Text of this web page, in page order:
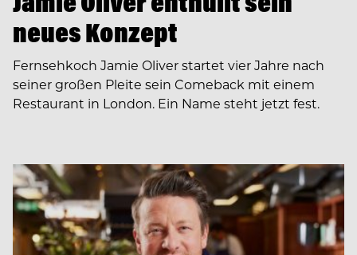
neues Konzept
Fernsehkoch Jamie Oliver startet vier Jahre nach
seiner großen Pleite sein Comeback mit einem
Restaurant in London. Ein Name steht jetzt fest.